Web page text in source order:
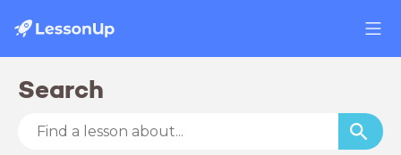
Search